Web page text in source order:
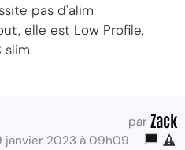
pas d'alim
elle est Low Profile,
slim.
par Zack
janvier 2023 à 09h09